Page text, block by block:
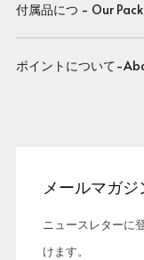
付属品につ - Our
ポイントについて-
メールマガジ
ニュースレターに
けます。